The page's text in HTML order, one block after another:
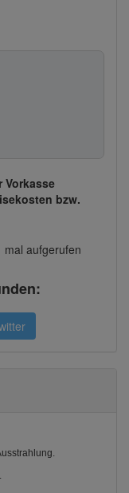
Vorkasse
bzw.
mal aufgerufen